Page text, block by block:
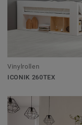
Vinylrollen
ICONIK 260TEX